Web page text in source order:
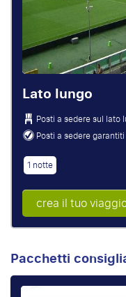
Lato lungo
Posti a sedere sul lato
Posti a sedere
1 notte
crea il tuo
Pacchetti